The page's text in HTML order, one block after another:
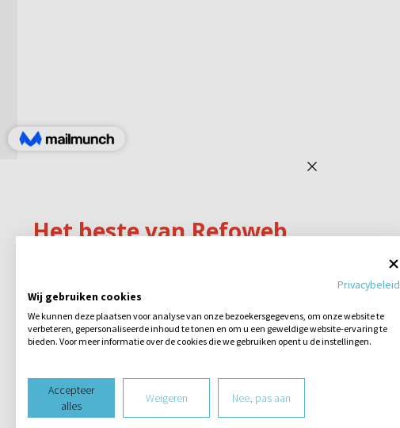
Privacybeleid
Wij gebruiken cookies
We kunnen deze plaatsen voor analyse van onze bezoekersgegevens, om onze website te
verbeteren, gepersonaliseerde inhoud te tonen en om u een geweldige website-ervaring te
bieden. Voor meer informatie over de cookies die we gebruiken opent u de instellingen.
Accepteer
alles
Weigeren Nee, pas aan